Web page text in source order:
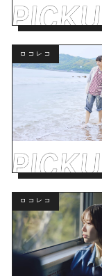
ロコレコ
ロコレコ